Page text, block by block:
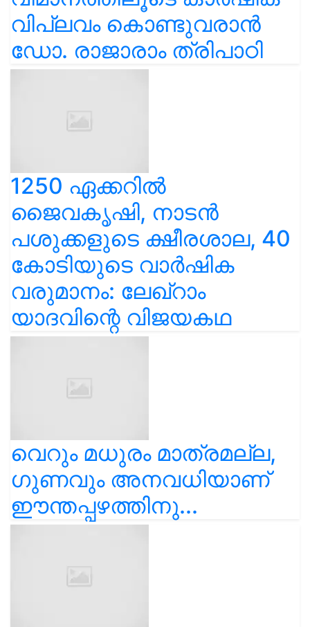
വിപ്ലവം കൊണ്ടുവരാൻ
ഡോ. രാജാരാം ത്രിപാഠി
1250 ഏക്കറിൽ
ജൈവകൃഷി, നാടൻ
പശുക്കളുടെ ക്ഷീരശാല, 40
കോടിയുടെ വാർഷിക
വരുമാനം: ലേഖ്‌റാം
യാദവിന്റെ വിജയകഥ
വെറും മധുരം മാത്രമല്ല,
ഗുണവും അനവധിയാണ്
ഈന്തപ്പഴത്തിനു...